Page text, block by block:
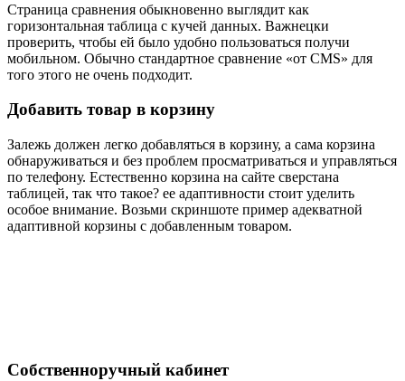
Страница сравнения обыкновенно выглядит как
горизонтальная таблица с кучей данных. Важнецки
проверить, чтобы ей было удобно пользоваться получи
мобильном. Обычно стандартное сравнение «от CMS» для
того этого не очень подходит.
Добавить товар в корзину
Залежь должен легко добавляться в корзину, а сама корзина
обнаруживаться и без проблем просматриваться и управляться
по телефону. Естественно корзина на сайте сверстана
таблицей, так что такое? ее адаптивности стоит уделить
особое внимание. Возьми скриншоте пример адекватной
адаптивной корзины с добавленным товаром.
Собственноручный кабинет